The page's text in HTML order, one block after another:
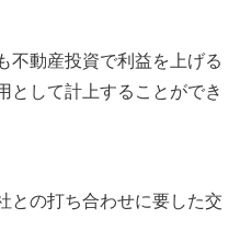
不動産投資で利益を上げる
として計上することができ
との打ち合わせに要した交